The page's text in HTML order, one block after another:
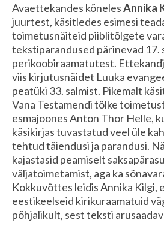
Avaettekandes kõnelesAnnika
juurtest, käsitledes esimesi
toimetusnäiteid piiblitõlgete
tekstiparandused pärinevad 17.
perikoobiraamatutest.
viis kirjutusnäidet Luuka
peatüki 33. salmist. Pikemalt
Vana Testamendi tõlke
esmajoones Anton Thor Helle,
käsikirjas tuvastatud veel üle
tehtud täiendusi ja parandusi.
kajastasid peamiselt
väljatoimetamist, aga ka
Kokkuvõttes leidis Annika Kilgi,
eestikeelseid kirikuraamatuid
põhjalikult, sest teksti